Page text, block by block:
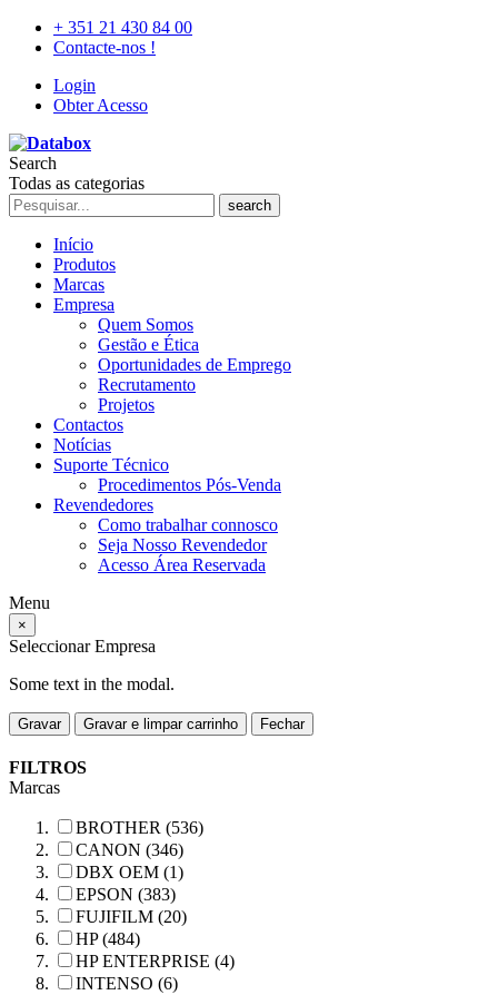
+ 351 21 430 84 00
Contacte-nos !
Login
Obter Acesso
Search
Todas as categorias
search
Início
Produtos
Marcas
Empresa
Quem Somos
Gestão e Ética
Oportunidades de Emprego
Recrutamento
Projetos
Contactos
Notícias
Suporte Técnico
Procedimentos Pós-Venda
Revendedores
Como trabalhar connosco
Seja Nosso Revendedor
Acesso Área Reservada
Menu
×
Seleccionar Empresa
Some text in the modal.
Gravar Gravar e limpar carrinho Fechar
FILTROS
Marcas
BROTHER (536)
CANON (346)
DBX OEM (1)
EPSON (383)
FUJIFILM (20)
HP (484)
HP ENTERPRISE (4)
INTENSO (6)